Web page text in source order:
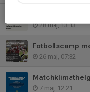
28 maj, 13:13
Fotbollscamp
26 maj, 07:32
7 maj, 12:21